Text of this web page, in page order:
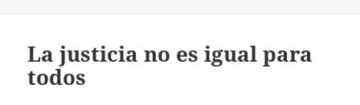
La justicia no es igual para
todos